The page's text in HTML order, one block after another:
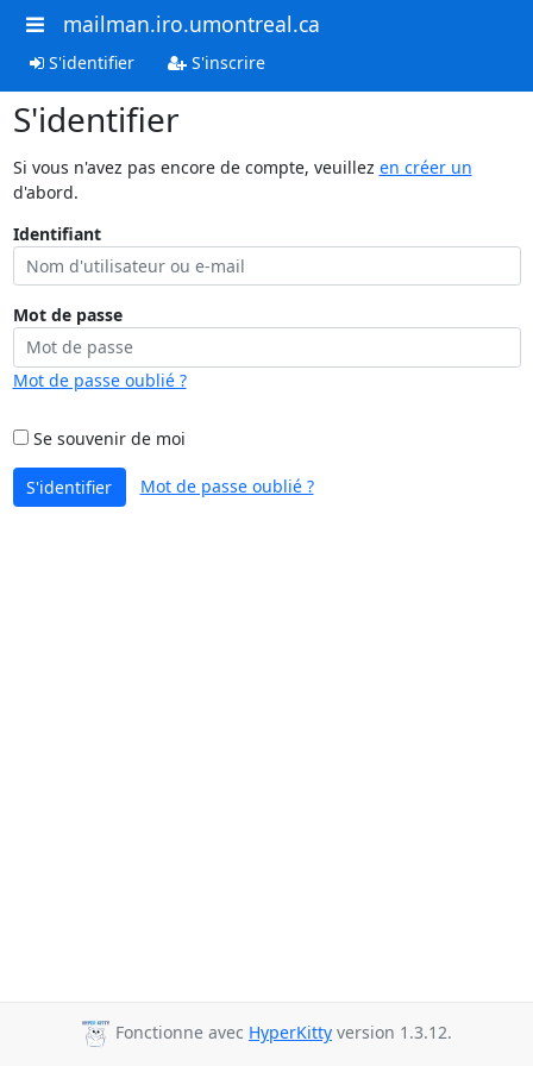
mailman.iro.umontreal.ca
S'identifier S'inscrire
S'identifier
Si vous n'avez pas encore de compte, veuillez en créer un
d'abord.
Identifiant
Mot de passe
Mot de passe oublié ?
Se souvenir de moi
S'identifier Mot de passe oublié ?
Fonctionne avec HyperKitty version 1.3.12.